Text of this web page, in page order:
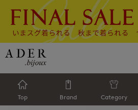
Top Brand Category